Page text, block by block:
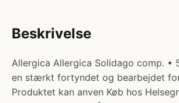
Beskrivelse
Allergica Allergica Solidago comp. •
en stærkt fortyndet og bearbejdet
Produktet kan anven Køb hos